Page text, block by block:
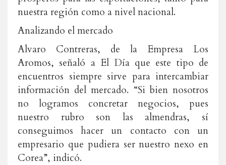
nuestra región como a nivel nacional.
Analizando el mercado
Alvaro Contreras, de la Empresa Los
Aromos, señaló a El Día que este tipo de
encuentros siempre sirve para intercambiar
información del mercado. “Si bien nosotros
no logramos concretar negocios, pues
nuestro rubro son las almendras, sí
conseguimos hacer un contacto con un
empresario que pudiera ser nuestro nexo en
Corea”, indicó.